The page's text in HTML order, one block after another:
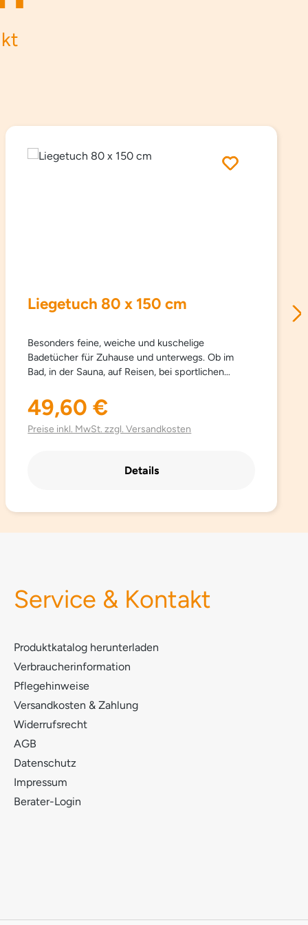
Liegetuch 80 x 150 cm
Besonders feine, weiche und kuschelige
Badetücher für Zuhause und unterwegs. Ob im
Bad, in der Sauna, auf Reisen, bei sportlichen
schnelltrocknend, atmungsaktiv, besonders leicht,
saugfähig, einfach zu pflegen und Platz sparend.
Aus hochwertig gebürsteter Mikrofaser mit
Regulärer Preis:
49,60 €
Preise inkl. MwSt. zzgl. Versandkosten
Details
Service & Kontakt
Produktkatalog herunterladen
Verbraucherinformation
Pflegehinweise
Versandkosten & Zahlung
Widerrufsrecht
AGB
Datenschutz
Impressum
Berater-Login